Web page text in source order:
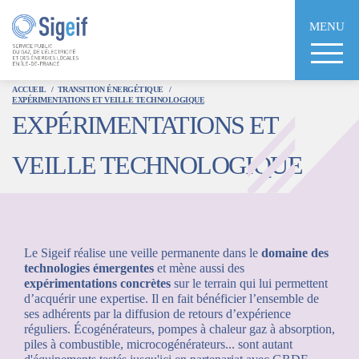
contenu
principal
MENU
ACCUEIL
TRANSITION ÉNERGÉTIQUE
EXPÉRIMENTATIONS ET VEILLE TECHNOLOGIQUE
EXPÉRIMENTATIONS ET
VEILLE TECHNOLOGIQUE
Le Sigeif réalise une veille permanente dans le domaine des
technologies émergentes et mène aussi des
expérimentations concrètes sur le terrain qui lui permettent
d’acquérir une expertise. Il en fait bénéficier l’ensemble de
ses adhérents par la diffusion de retours d’expérience
réguliers. Écogénérateurs, pompes à chaleur gaz à absorption,
piles à combustible, microcogénérateurs... sont autant
En partenariat avec GRDF, le Sigeif a contribué à
l’installation d’une pompe à chaleur gaz à absorption dans
une crèche de Tremblay-en-France. Résultats : diminution de
Avec le soutien de GRDF, le Sigeif a expérimenté un module
de microcogénération dans le groupe scolaire Paul Bert, à